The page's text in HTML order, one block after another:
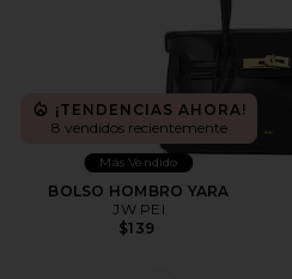
¡TENDENCIAS AHORA!
8 vendidos recientemente
Más Vendido
BOLSO HOMBRO YARA
JW PEI
$139